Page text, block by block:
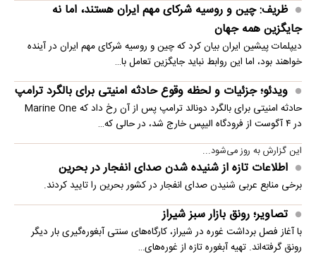
ظریف: چین و روسیه شرکای مهم ایران هستند، اما نه
جایگزین همه جهان
دیپلمات پیشین ایران بیان کرد که چین و روسیه شرکای مهم ایران در آینده
خواهند بود، اما این روابط نباید جایگزین تعامل با…
ویدئو؛ جزئیات و لحظه وقوع حادثه امنیتی برای بالگرد ترامپ
حادثه امنیتی برای بالگرد دونالد ترامپ پس از آن رخ داد که Marine One
در ۴ آگوست از فرودگاه الیپس خارج شد، در حالی که…
این گزارش به روز می‌شود...
اطلاعات تازه از شنیده شدن صدای انفجار در بحرین
برخی منابع عربی شنیدن صدای انفجار در کشور بحرین را تایید کردند.
تصاویر؛ رونق بازار سبز شیراز
با آغاز فصل برداشت غوره در شیراز، کارگاه‌های سنتی آبغوره‌گیری بار دیگر
رونق گرفته‌اند. تهیه آبغوره تازه از غوره‌های…